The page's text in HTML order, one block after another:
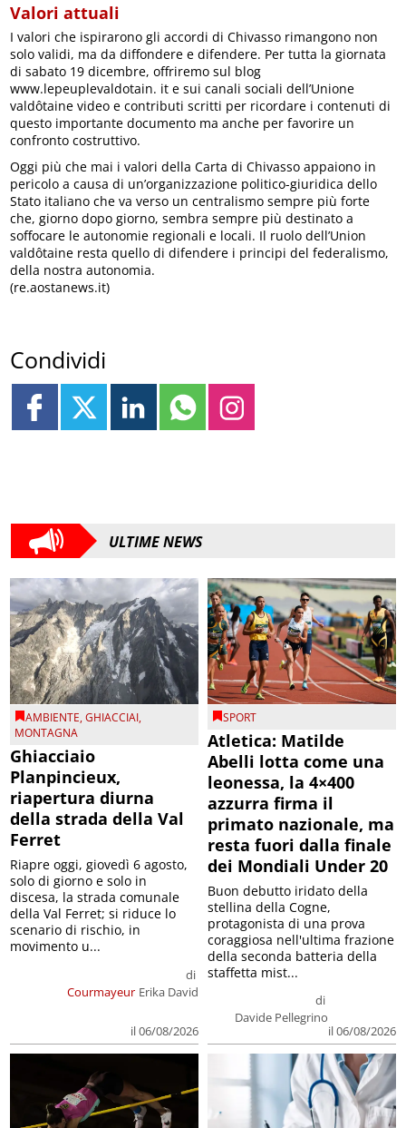
Valori attuali
I valori che ispirarono gli accordi di Chivasso rimangono non
solo validi, ma da diffondere e difendere. Per tutta la giornata
di sabato 19 dicembre, offriremo sul blog
www.lepeuplevaldotain. it e sui canali sociali dell’Unione
valdôtaine video e contributi scritti per ricordare i contenuti di
questo importante documento ma anche per favorire un
confronto costruttivo.
Oggi più che mai i valori della Carta di Chivasso appaiono in
pericolo a causa di un’organizzazione politico-giuridica dello
Stato italiano che va verso un centralismo sempre più forte
che, giorno dopo giorno, sembra sempre più destinato a
soffocare le autonomie regionali e locali. Il ruolo dell’Union
valdôtaine resta quello di difendere i principi del federalismo,
della nostra autonomia.
(re.aostanews.it)
Condividi
ULTIME NEWS
AMBIENTE,GHIACCIAI,
MONTAGNA
Ghiacciaio
Planpincieux,
riapertura diurna
della strada della Val
Ferret
Courmayeur
di
Erika David
il 06/08/2026
Riapre oggi, giovedì 6 agosto,
solo di giorno e solo in
discesa, la strada comunale
della Val Ferret; si riduce lo
scenario di rischio, in
movimento u...
SPORT
Atletica: Matilde
Abelli lotta come una
leonessa, la 4×400
azzurra firma il
primato nazionale, ma
resta fuori dalla finale
dei Mondiali Under 20
di
Davide Pellegrino
il 06/08/2026
Buon debutto iridato della
stellina della Cogne,
protagonista di una prova
coraggiosa nell'ultima frazione
della seconda batteria della
staffetta mist...